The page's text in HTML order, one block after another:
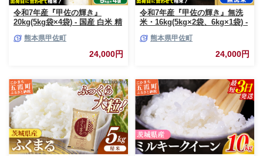
令和7年産『甲佐の輝き』
20kg(5kg袋×4袋) - 国産 白米 精
訳あり 厳選 マイスター 生活応
援 ひのひかり 森のくまさん お
すすめ 熊本県 甲佐町【価格改
熊本県甲佐町
24,000円
令和7年産『甲佐の輝き』無洗
米・16kg(5kg×2袋、6kg×1袋) -
米 複数原料米 訳あり 厳選 マイ
スター 生活応援 ひのひかり 森
のくまさん おすすめ 熊本県 甲
熊本県甲佐町
24,000円